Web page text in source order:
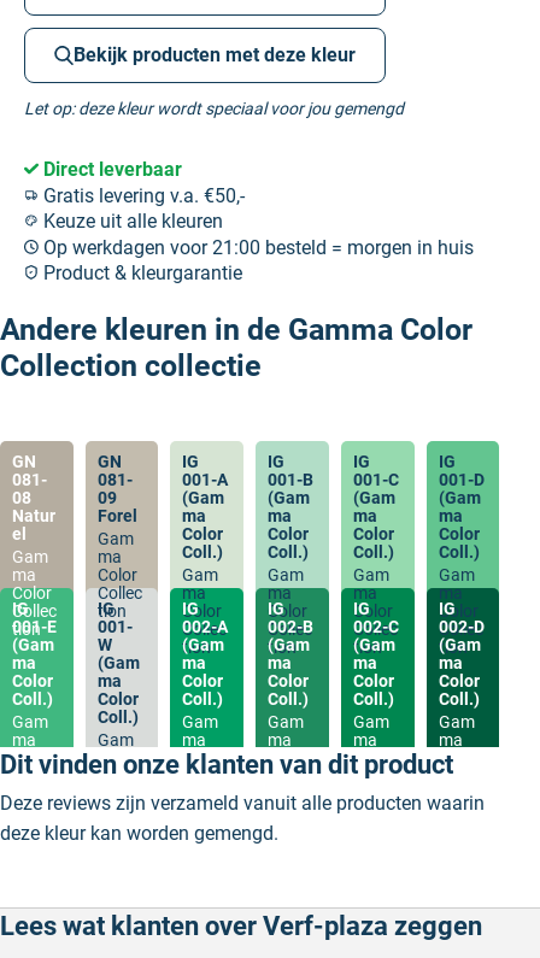
Bekijk producten met deze kleur
Let op: deze kleur wordt speciaal voor jou gemengd
Direct leverbaar
Gratis levering v.a. €50,-
Keuze uit alle kleuren
Op werkdagen voor 21:00 besteld = morgen in huis
Product & kleurgarantie
Andere kleuren in de Gamma Color
Collection collectie
GN
081-
08
Natur
el
Gam
ma
Color
Collec
tion
GN
081-
09
Forel
Gam
ma
Color
Collec
tion
IG
001-A
(Gam
ma
Color
Coll.)
Gam
ma
Color
Collec
tion
IG
001-B
(Gam
ma
Color
Coll.)
Gam
ma
Color
Collec
tion
IG
001-C
(Gam
ma
Color
Coll.)
Gam
ma
Color
Collec
tion
IG
001-D
(Gam
ma
Color
Coll.)
Gam
ma
Color
Collec
tion
IG
001-E
(Gam
ma
Color
Coll.)
Gam
ma
Color
Collec
IG
001-
W
(Gam
ma
Color
Coll.)
Gam
ma
Color
Collec
tion
IG
002-A
(Gam
ma
Color
Coll.)
Gam
ma
Color
Collec
IG
002-B
(Gam
ma
Color
Coll.)
Gam
ma
Color
Collec
tion
IG
002-C
(Gam
ma
Color
Coll.)
Gam
ma
Color
Collec
tion
IG
002-D
(Gam
ma
Color
Coll.)
Gam
ma
Color
Collec
Dit vinden onze klanten van dit product
Deze reviews zijn verzameld vanuit alle producten waarin
deze kleur kan worden gemengd.
Lees wat klanten over Verf-plaza zeggen